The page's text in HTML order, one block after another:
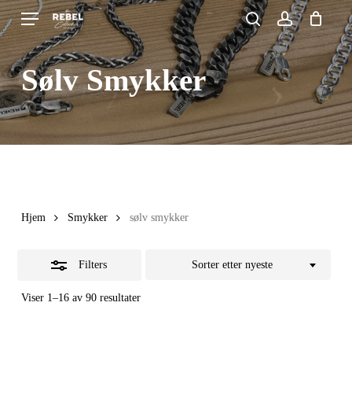
Skip
to
main
content
Menu
searchaccount
Cart
Close
Cart
Sølv Smykker
Hjem Smykker sølv smykker
Filters
Viser 1–16 av 90 resultaterSortert
Sorter etter nyeste
Close
Filters